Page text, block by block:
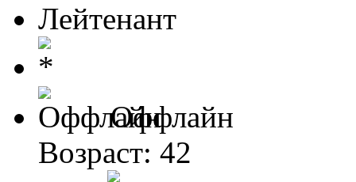
Лейтенант
Оффлайн
Возраст: 42